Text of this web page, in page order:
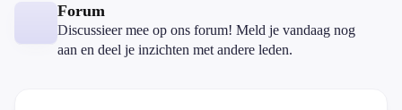
Forum
Discussieer mee op ons forum! Meld je vandaag nog
aan en deel je inzichten met andere leden.